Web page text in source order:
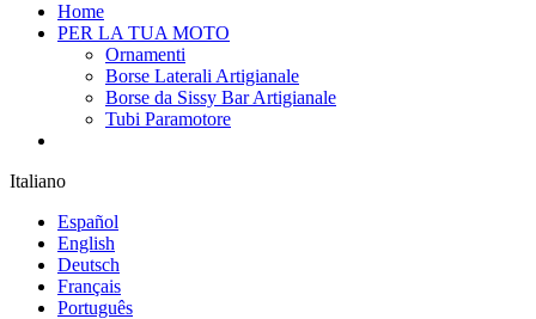
Home
PER LA TUA MOTO
Ornamenti
Borse Laterali Artigianale
Borse da Sissy Bar Artigianale
Tubi Paramotore
Italiano
Español
English
Deutsch
Français
Português